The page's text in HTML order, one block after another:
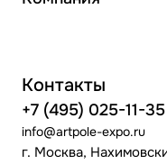
Контакты
+7 (495) 025-11-35
info@artpole-expo.ru
г. Москва,